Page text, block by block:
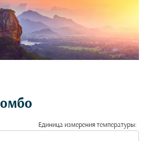
Единица измерения температуры: